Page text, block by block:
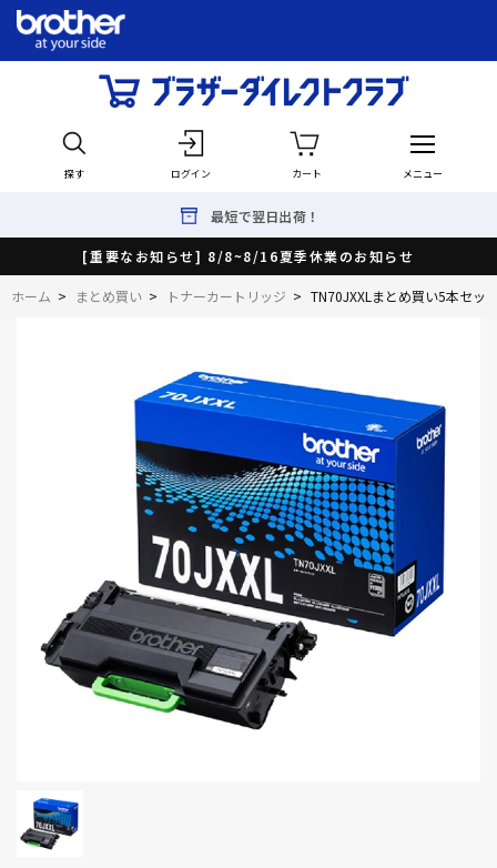
探す ログイン カート メニュー
最短で翌日出荷！
[重要なお知らせ] 8/8~8/16夏季休業のお知らせ
ホーム > まとめ買い > トナーカートリッジ > TN70JXXLまとめ買い5本セッ